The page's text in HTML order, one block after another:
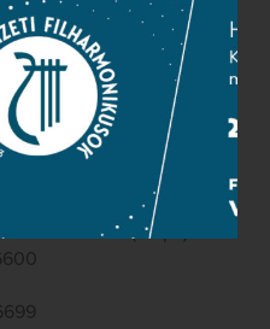
Marcell u. 1. (Müpa)